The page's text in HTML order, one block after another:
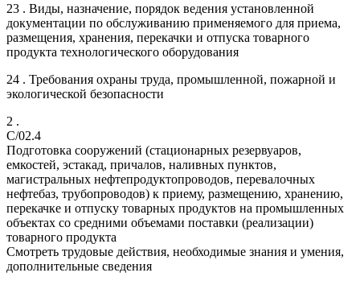
23 . Виды, назначение, порядок ведения установленной
документации по обслуживанию применяемого для приема,
размещения, хранения, перекачки и отпуска товарного
продукта технологического оборудования
24 . Требования охраны труда, промышленной, пожарной и
экологической безопасности
2 .
C/02.4
Подготовка сооружений (стационарных резервуаров,
емкостей, эстакад, причалов, наливных пунктов,
магистральных нефтепродуктопроводов, перевалочных
нефтебаз, трубопроводов) к приему, размещению, хранению,
перекачке и отпуску товарных продуктов на промышленных
объектах со средними объемами поставки (реализации)
товарного продукта
Смотреть трудовые действия, необходимые знания и умения,
дополнительные сведения